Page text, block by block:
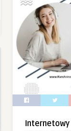
Internetowy